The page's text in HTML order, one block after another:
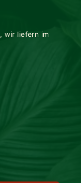
, wir liefern im